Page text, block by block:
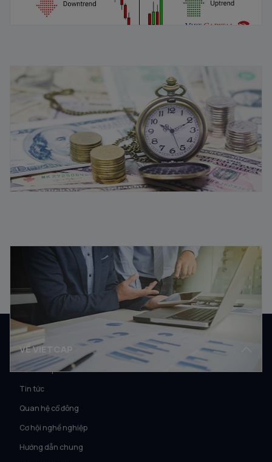
Vòng quay vốn lưu động là gì? Chiến lược quản lý hiệu
quả
11/08/2025
Vốn lưu động là gì? Ý nghĩa vốn lưu động trong kinh
08/08/2025
VỀ VIETCAP
Về Vietcap
Tin tức
Quan hệ cổ đông
Cơ hội nghề nghiệp
Hướng dẫn chung